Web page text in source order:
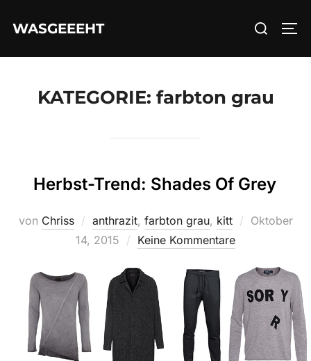
InhaltWASGEEEHT
Suchen
KATEGORIE: farbton grau
Herbst-Trend: Shades Of Grey
von Chriss anthrazit, farbton grau, kitt
Oktober
14, 2015
Keine Kommentare